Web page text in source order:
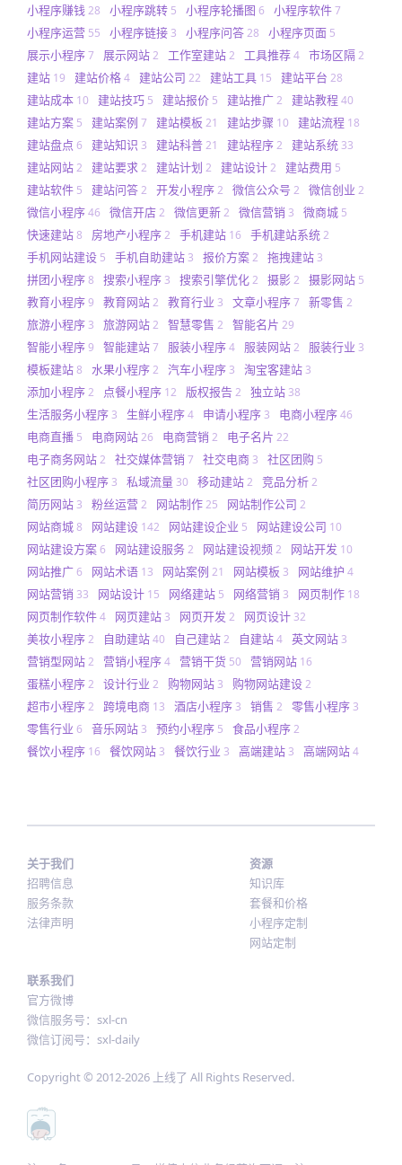
小程序赚钱28 小程序跳转 5 小程序轮播图 6 小程序软件7
小程序运营 55 小程序链接 3 小程序问答28 小程序页面 5
展示小程序7 展示网站2 工作室建站2 工具推荐4 市场区隔2
建站 19 建站价格4 建站公司 22 建站工具 15 建站平台 28
建站成本 10 建站技巧 5 建站报价 5 建站推广2 建站教程40
建站方案 5 建站案例 7 建站模板 21 建站步骤 10 建站流程 18
建站盘点 6 建站知识 3 建站科普21 建站程序2 建站系统 33
建站网站2 建站要求2 建站计划 2 建站设计2 建站费用 5
建站软件 5 建站问答2 开发小程序2 微信公众号 2 微信创业 2
微信小程序46 微信开店2 微信更新2 微信营销 3 微商城 5
快速建站8 房地产小程序2 手机建站 16 手机建站系统2
手机网站建设 5 手机自助建站 3 报价方案2 拖拽建站 3
拼团小程序8 搜索小程序 3 搜索引擎优化2 摄影2 摄影网站 5
教育小程序9 教育网站2 教育行业 3 文章小程序7 新零售 2
旅游小程序 3 旅游网站2 智慧零售 2 智能名片 29
智能小程序9 智能建站7 服装小程序4 服装网站2 服装行业 3
模板建站8 水果小程序2 汽车小程序 3 淘宝客建站 3
添加小程序2 点餐小程序 12 版权报告2 独立站 38
生活服务小程序 3 生鲜小程序4 申请小程序 3 电商小程序46
电商直播 5 电商网站26 电商营销 2 电子名片 22
电子商务网站2 社交媒体营销 7 社交电商 3 社区团购 5
社区团购小程序 3 私域流量 30 移动建站2 竞品分析2
简历网站 3 粉丝运营2 网站制作25 网站制作公司 2
网站商城8 网站建设 142 网站建设企业 5 网站建设公司 10
网站建设方案6 网站建设服务2 网站建设视频2 网站开发 10
网站推广6 网站术语 13 网站案例 21 网站模板 3 网站维护 4
网站营销 33 网站设计 15 网络建站 5 网络营销 3 网页制作 18
网页制作软件4 网页建站 3 网页开发 2 网页设计 32
美妆小程序2 自助建站40 自己建站2 自建站4 英文网站 3
营销型网站2 营销小程序4 营销干货 50 营销网站 16
蛋糕小程序2 设计行业 2 购物网站 3 购物网站建设2
超市小程序2 跨境电商 13 酒店小程序 3 销售 2 零售小程序 3
零售行业 6 音乐网站 3 预约小程序 5 食品小程序2
餐饮小程序 16 餐饮网站 3 餐饮行业 3 高端建站 3 高端网站4
关于我们
招聘信息
服务条款
法律声明
资源
知识库
套餐和价格
小程序定制
网站定制
联系我们
官方微博
微信服务号：sxl-cn
微信订阅号：sxl-daily
Copyright © 2012-2026 上线了 All Rights Reserved.